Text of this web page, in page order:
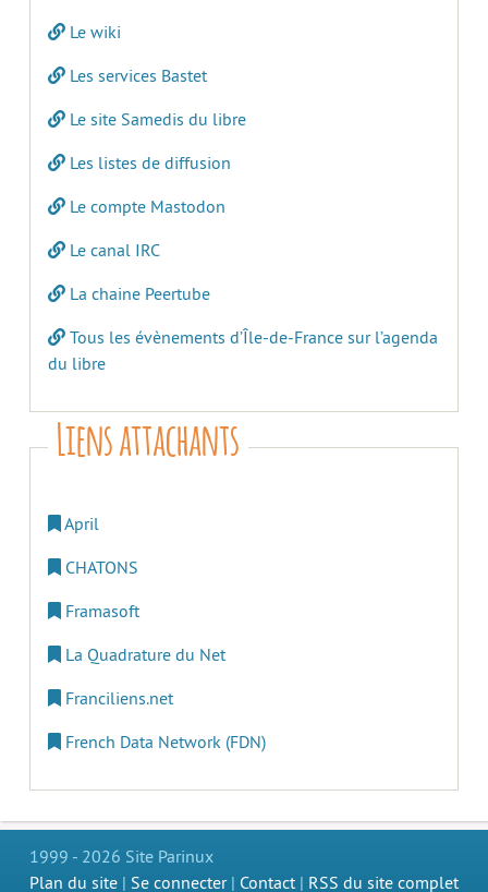
Le wiki
Les services Bastet
Le site Samedis du libre
Les listes de diffusion
Le compte Mastodon
Le canal IRC
La chaine Peertube
Tous les évènements d’Île-de-France sur l’agenda
du libre
Liens attachants
April
CHATONS
Framasoft
La Quadrature du Net
Franciliens.net
French Data Network (FDN)
1999 - 2026 Site Parinux
Plan du site | Se connecter| Contact | RSS du site complet